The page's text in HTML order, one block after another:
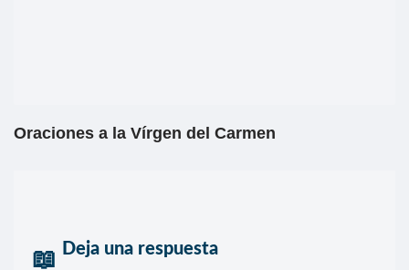
Oraciones a la Vírgen del Carmen
Deja una respuesta